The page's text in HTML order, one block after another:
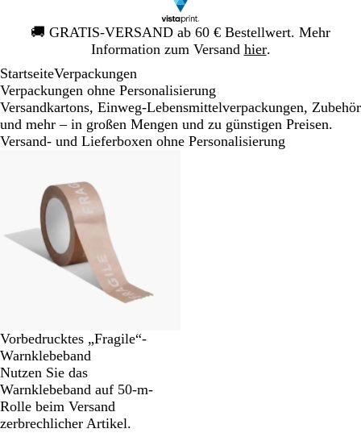
🚚 GRATIS-VERSAND ab 60 € Bestellwert. Mehr
Information zum Versand hier.
Galeriebild
1
StartseiteVerpackungen
Verpackungen ohne Personalisierung
Versandkartons, Einweg-Lebensmittelverpackungen, Zubehör
und mehr – in großen Mengen und zu günstigen Preisen.
Versand- und Lieferboxen ohne Personalisierung
Vorbedrucktes „Fragile“-
Warnklebeband
Nutzen Sie das
Warnklebeband auf 50-m-
Rolle beim Versand
zerbrechlicher Artikel.